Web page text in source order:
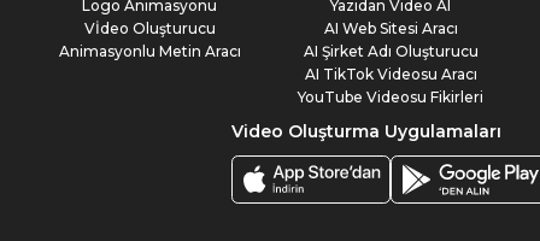
Logo Animasyonu
Vİdeo Oluşturucu
Animasyonlu Metin Aracı
Yazıdan Video AI
AI Web Sitesi Aracı
AI Şirket Adı Oluşturucu
AI TikTok Videosu Aracı
YouTube Videosu Fikirleri
Video Oluşturma Uygulamaları